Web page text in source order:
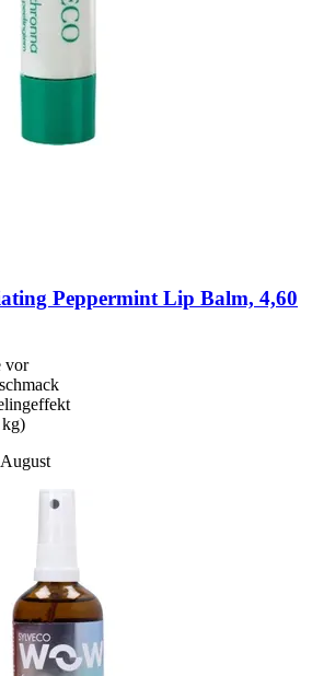
Peppermint Lip Balm, 4,60
vor